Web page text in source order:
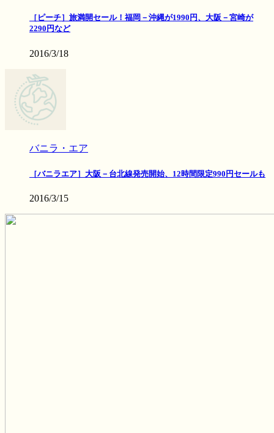
［ピーチ］旅満開セール！福岡－沖縄が1990円、大阪－宮崎が
2290円など
2016/3/18
バニラ・エア
［バニラエア］大阪－台北線発売開始、12時間限定990円セールも
2016/3/15